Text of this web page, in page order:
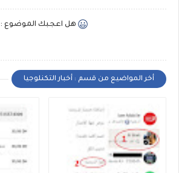
هل اعجبك الموضوع :
أخر المواضيع من قسم : أخبار التكنلوجيا